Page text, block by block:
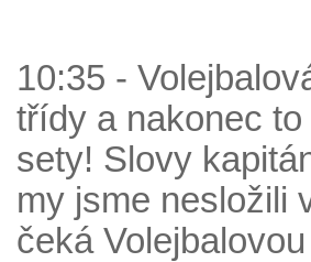
10:35 -
třídy a nakonec
sety! Slovy
my jsme nesložili
čeká